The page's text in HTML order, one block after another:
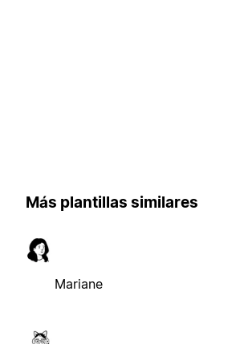
Más plantillas similares
Mariane